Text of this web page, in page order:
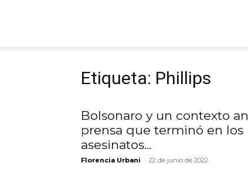
Etiqueta: Phillips
Bolsonaro y un contexto
prensa que terminó en los
asesinatos...
Florencia Urbani - 22 de junio de 2022